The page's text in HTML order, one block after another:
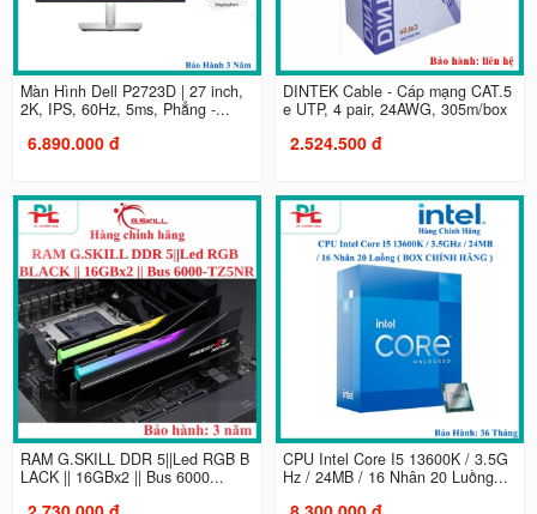
Màn Hình Dell P2723D | 27 inch,
2K, IPS, 60Hz, 5ms, Phẳng -...
6.890.000 đ
DINTEK Cable - Cáp mạng CAT.5
e UTP, 4 pair, 24AWG, 305m/box
2.524.500 đ
RAM G.SKILL DDR 5||Led RGB B
LACK || 16GBx2 || Bus 6000...
CPU Intel Core I5 13600K / 3.5G
Hz / 24MB / 16 Nhân 20 Luồng...